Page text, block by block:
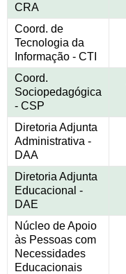
CRA
Coord. de
Tecnologia da
Informação - CTI
Coord.
Sociopedagógica
- CSP
Diretoria Adjunta
Administrativa -
DAA
Diretoria Adjunta
Educacional -
DAE
Núcleo de Apoio
às Pessoas com
Necessidades
Educacionais